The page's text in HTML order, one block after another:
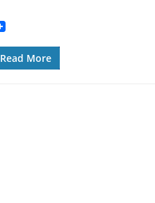
Read More